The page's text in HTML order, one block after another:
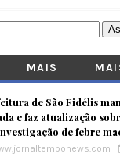
MAIS
de São Fidélis
e faz atualização
de febre